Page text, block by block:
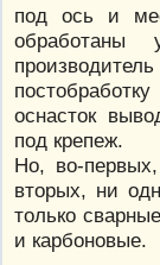
под ось и
обработаны
оснасток
под крепеж.
Но, во-
вторых, ни
только
и карбоновые.